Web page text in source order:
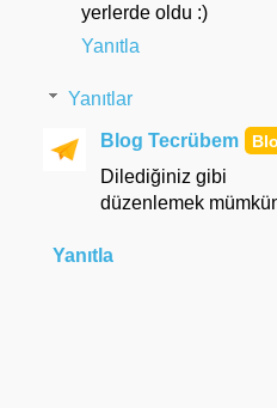
yerlerde oldu :)
Yanıtla
Yanıtlar
Blog Tecrübem
Dilediğiniz gibi
düzenlemek
Yanıtla